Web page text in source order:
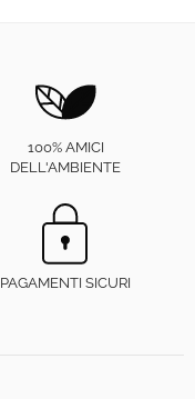
100% AMICI
DELL'AMBIENTE
PAGAMENTI SICURI